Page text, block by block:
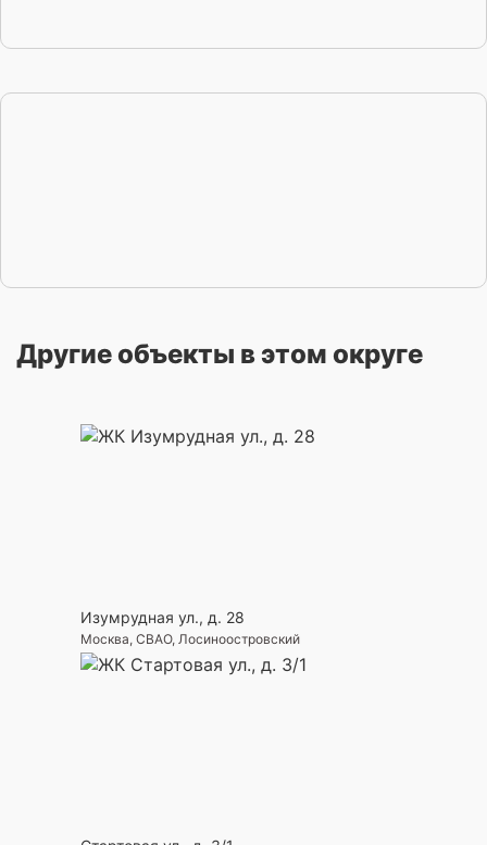
Другие объекты в этом округе
Изумрудная ул., д. 28
Москва, СВАО, Лосиноостровский